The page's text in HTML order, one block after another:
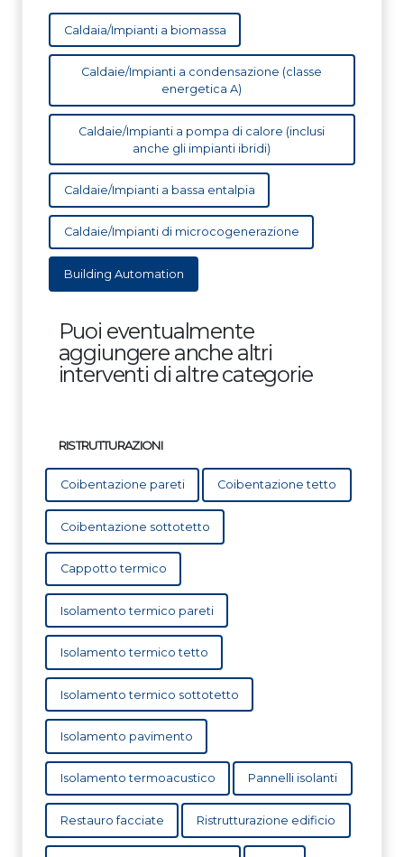
Caldaia/Impianti a biomassa
Caldaie/Impianti a condensazione (classe
energetica A)
Caldaie/Impianti a pompa di calore (inclusi
anche gli impianti ibridi)
Caldaie/Impianti a bassa entalpia
Caldaie/Impianti di microcogenerazione
Building Automation
Puoi eventualmente
aggiungere anche altri
interventi di altre categorie
RISTRUTTURAZIONI
Coibentazione pareti Coibentazione tetto
Coibentazione sottotetto
Cappotto termico
Isolamento termico pareti
Isolamento termico tetto
Isolamento termico sottotetto
Isolamento pavimento
Isolamento termoacustico Pannelli isolanti
Restauro facciate Ristrutturazione edificio